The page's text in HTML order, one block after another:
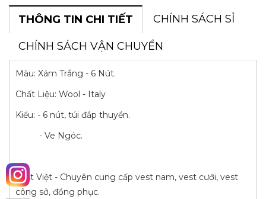
THÔNG TIN CHI TIẾT CHÍNH SÁCH SỈ
CHÍNH SÁCH VẬN CHUYỂN
Màu: Xám Trắng - 6 Nút.
Chất Liệu: Wool - Italy
Kiểu: - 6 nút, túi đắp thuyền.
- Ve Ngóc.
Vest Việt - Chuyên cung cấp vest nam, vest cưới, vest
công sở, đồng phục.